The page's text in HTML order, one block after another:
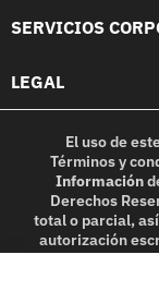
SERVICIOS
LEGAL
El uso de
Términos y
Información
Derechos
total o parcial,
autorización
in part, or